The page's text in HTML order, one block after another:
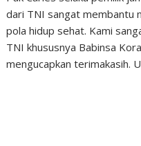
dari TNI sangat membantu
pola hidup sehat. Kami
TNI khususnya Babinsa
mengucapkan terimakasih.